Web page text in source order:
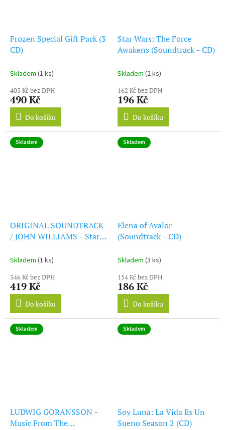
Frozen Special Gift Pack (3
CD)
Skladem (1 ks)
405 Kč bez DPH
490 Kč
Do košíku
Star Wars: The Force
Awakens (Soundtrack - CD)
Skladem (2 ks)
162 Kč bez DPH
196 Kč
Do košíku
Skladem
ORIGINAL SOUNDTRACK
/ JOHN WILLIAMS - Star
Last Jedi (CD)
Skladem (1 ks)
346 Kč bez DPH
419 Kč
Do košíku
Skladem
Elena of Avalor
(Soundtrack - CD)
Skladem (3 ks)
154 Kč bez DPH
186 Kč
Do košíku
Skladem
LUDWIG GORANSSON -
Music From The
Skladem
Soy Luna: La Vida Es Un
Sueno Season 2 (CD)